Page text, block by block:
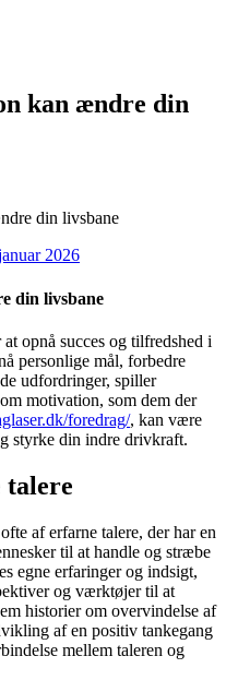
kan ændre din
din livsbane
2026
din livsbane
opnå succes og tilfredshed i
personlige mål, forbedre
udfordringer, spiller
motivation, som dem der
foredrag/, kan være
styrke din indre drivkraft.
af erfarne talere, der har en
til at handle og stræbe
egne erfaringer og indsigt,
og værktøjer til at
historier om overvindelse af
af en positiv tankegang
mellem taleren og